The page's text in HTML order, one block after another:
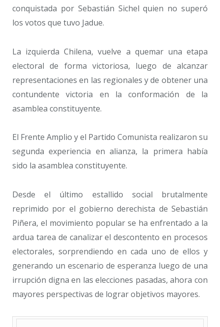
conquistada por Sebastián Sichel quien no superó
los votos que tuvo Jadue.
La izquierda Chilena, vuelve a quemar una etapa
electoral de forma victoriosa, luego de alcanzar
representaciones en las regionales y de obtener una
contundente victoria en la conformación de la
asamblea constituyente.
El Frente Amplio y el Partido Comunista realizaron su
segunda experiencia en alianza, la primera había
sido la asamblea constituyente.
Desde el último estallido social brutalmente
reprimido por el gobierno derechista de Sebastián
Piñera, el movimiento popular se ha enfrentado a la
ardua tarea de canalizar el descontento en procesos
electorales, sorprendiendo en cada uno de ellos y
generando un escenario de esperanza luego de una
irrupción digna en las elecciones pasadas, ahora con
mayores perspectivas de lograr objetivos mayores.